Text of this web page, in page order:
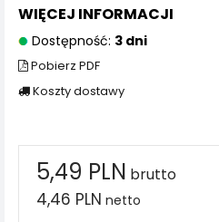
WIĘCEJ INFORMACJI
Dostępność: 3 dni
Pobierz PDF
Koszty dostawy
5,49 PLN brutto
4,46 PLN netto